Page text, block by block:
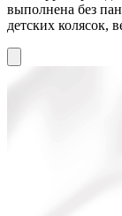
выполнена без
детских колясок,